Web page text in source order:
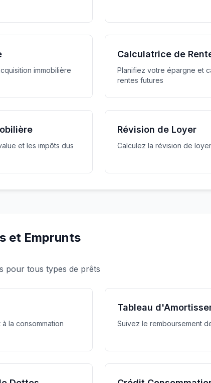
immobilière
Calculatrice de
Planifiez votre épargne et
rentes futures
et les impôts dus
Révision de Loyer
Calculez la révision de
et Emprunts
pour tous types de prêts
la consommation
Tableau
Suivez le remboursement